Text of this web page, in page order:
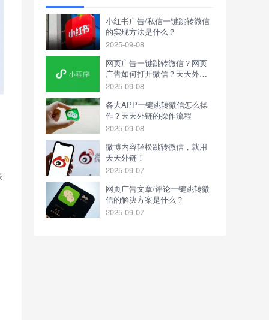
小红书广告/私信一键跳转微信
的实现方法是什么？
2025-09-08
网页广告一键跳转微信？网页
广告如何打开微信？天天外链
实现一键跳转微信
2025-09-08
各大APP一键跳转微信怎么操
作？天天外链的操作流程
2025-09-08
微博内容轻松跳转微信，就用
天天外链！
2025-09-07
网页广告文章/评论一键跳转微
信的解决方案是什么？
2025-09-07